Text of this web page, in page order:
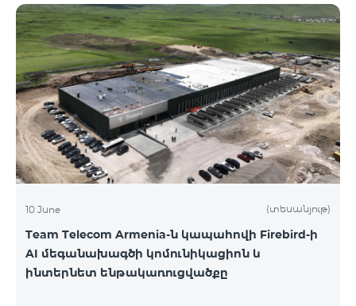
10 June (տեսանյութ)
Team Telecom Armenia-ն կապահովի Firebird-ի
AI մեգանախագծի կոմունիկացիոն և
ինտերնետ ենթակառուցվածքը